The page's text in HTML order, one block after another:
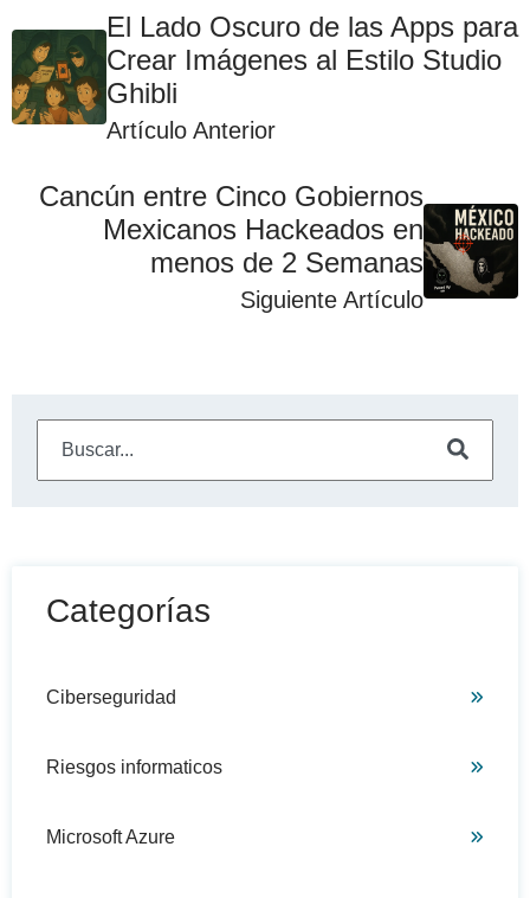
El Lado Oscuro de las Apps para
Crear Imágenes al Estilo Studio
Ghibli
Artículo Anterior
Cancún entre Cinco Gobiernos
Mexicanos Hackeados en
menos de 2 Semanas
Siguiente Artículo
Categorías
Ciberseguridad
Riesgos informaticos
Microsoft Azure